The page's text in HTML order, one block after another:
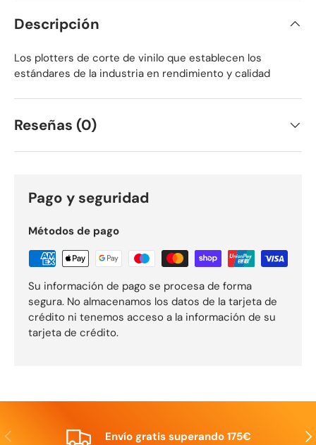
Descripción
Los plotters de corte de vinilo que establecen los
estándares de la industria en rendimiento y calidad
Reseñas (0)
Pago y seguridad
Métodos de pago
Su información de pago se procesa de forma
segura. No almacenamos los datos de la tarjeta de
crédito ni tenemos acceso a la información de su
tarjeta de crédito.
Anterior Envío gratis superando 175€